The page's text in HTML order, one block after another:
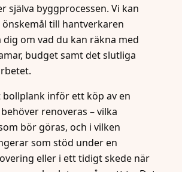
själva byggprocessen. Vi kan
till hantverkaren
om vad du kan räkna med
budget samt det slutliga
bollplank inför ett köp av en
renoveras – vilka
bör göras, och i vilken
som stöd under en
eller i ett tidigt skede när